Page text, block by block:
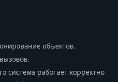
объектов.
система работает корректно